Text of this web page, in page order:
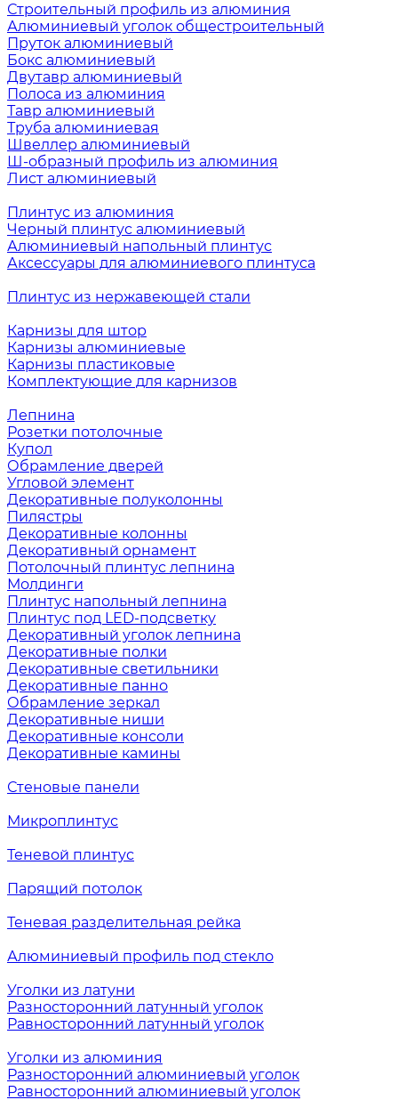
Строительный профиль из алюминия
Алюминиевый уголок общестроительный
Пруток алюминиевый
Бокс алюминиевый
Двутавр алюминиевый
Полоса из алюминия
Тавр алюминиевый
Труба алюминиевая
Швеллер алюминиевый
Ш-образный профиль из алюминия
Лист алюминиевый
Плинтус из алюминия
Черный плинтус алюминиевый
Алюминиевый напольный плинтус
Аксессуары для алюминиевого плинтуса
Плинтус из нержавеющей стали
Карнизы для штор
Карнизы алюминиевые
Карнизы пластиковые
Комплектующие для карнизов
Лепнина
Розетки потолочные
Купол
Обрамление дверей
Угловой элемент
Декоративные полуколонны
Пилястры
Декоративные колонны
Декоративный орнамент
Потолочный плинтус лепнина
Молдинги
Плинтус напольный лепнина
Плинтус под LED-подсветку
Декоративный уголок лепнина
Декоративные полки
Декоративные светильники
Декоративные панно
Обрамление зеркал
Декоративные ниши
Декоративные консоли
Декоративные камины
Стеновые панели
Микроплинтус
Теневой плинтус
Парящий потолок
Теневая разделительная рейка
Алюминиевый профиль под стекло
Уголки из латуни
Разносторонний латунный уголок
Равносторонний латунный уголок
Уголки из алюминия
Разносторонний алюминиевый уголок
Равносторонний алюминиевый уголок